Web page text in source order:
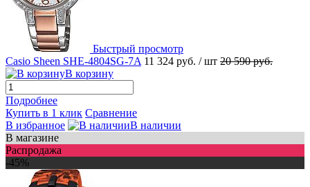
Быстрый просмотр
Casio Sheen SHE-4804SG-7A 11 324 руб. / шт 20 590 руб.
В корзину
Подробнее
Купить в 1 клик Сравнение
В избранное
В наличии
В магазине
Распродажа
-45%